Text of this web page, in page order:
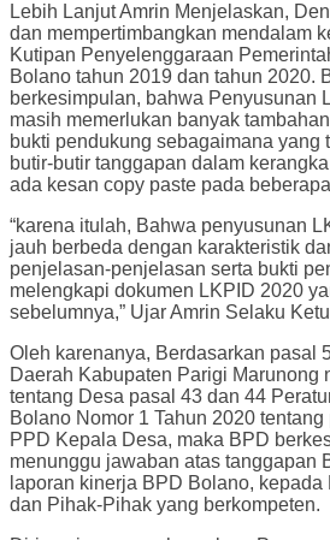
Lebih Lanjut Amrin Menjelaskan,
dan mempertimbangkan mendalam
Kutipan Penyelenggaraan
Bolano tahun 2019 dan tahun 2020.
berkesimpulan, bahwa Penyusunan
masih memerlukan banyak
bukti pendukung sebagaimana yang
butir-butir tanggapan dalam
ada kesan copy paste pada
“karena itulah, Bahwa penyusunan
jauh berbeda dengan karakteristik
penjelasan-penjelasan serta bukti
melengkapi dokumen LKPID 2020
sebelumnya,” Ujar Amrin Selaku
Oleh karenanya, Berdasarkan pasal
Daerah Kabupaten Parigi Marunong
tentang Desa pasal 43 dan 44
Bolano Nomor 1 Tahun 2020
PPD Kepala Desa, maka BPD
menunggu jawaban atas tanggapan
laporan kinerja BPD Bolano,
dan Pihak-Pihak yang berkompeten.